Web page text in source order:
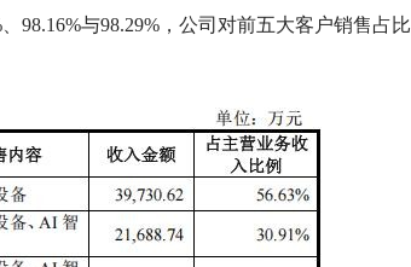
98.16%与98.29%，公司对前五大客户销售占比